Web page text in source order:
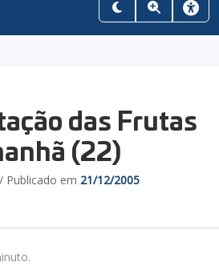
das Frutas
(22)
/ Publicado em 21/12/2005